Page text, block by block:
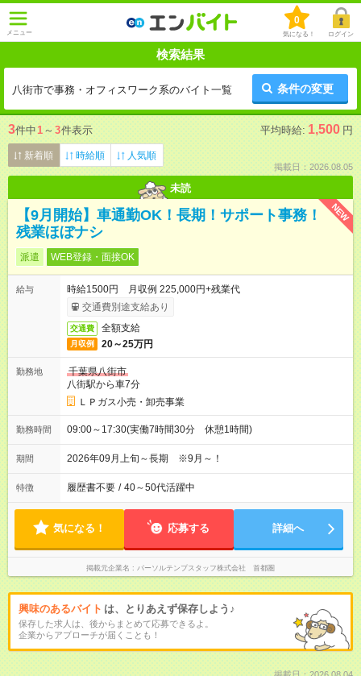
メニュー
0
気になる！ ログイン
検索結果
八街市で事務・オフィスワーク系のバイト一覧 条件の変更
3件中1 ～ 3件表示 平均時給: 1,500 円
新着順 時給順 人気順
掲載日：2026.08.05
未読
NEW
【9月開始】車通勤OK！長期！サポート事務！
残業ほぼナシ
派遣 WEB登録・面接OK
給与
時給1500円 月収例 225,000円+残業代
交通費別途支給あり
交通費 全額支給
月収例 20～25万円
勤務地
千葉県八街市
八街駅から車7分
ＬＰガス小売・卸売事業
勤務時間 09:00～17:30(実働7時間30分 休憩1時間)
期間 2026年09月上旬～長期 ※9月～！
特徴 履歴書不要 / 40～50代活躍中
気になる！ 応募する 詳細へ
掲載元企業名 パーソルテンプスタッフ株式会社 首都圏
興味のあるバイト は、とりあえず保存しよう♪
保存した求人は、後からまとめて応募できるよ。
企業からアプローチが届くことも！